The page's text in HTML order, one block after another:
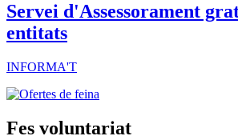
Servei d'Assessorament
entitats
INFORMA'T
Fes voluntariat